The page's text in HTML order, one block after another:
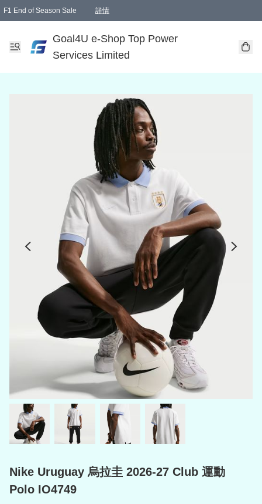
F1 End of Season Sale 詳情
Goal4U e-Shop Top Power
Services Limited
Nike Uruguay 烏拉圭 2026-27 Club 運動
Polo IO4749